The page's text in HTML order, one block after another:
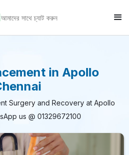
আমাদের সাথে চ্যাট করুন
in Apollo
Surgery and Recovery at Apollo
us @ 01329672100